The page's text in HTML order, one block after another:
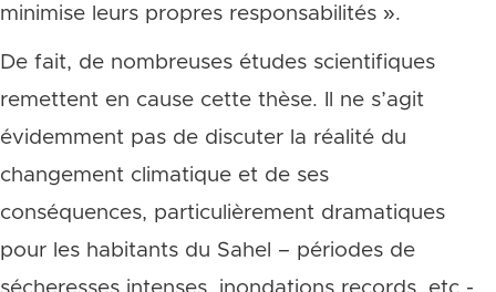
minimise leurs propres responsabilités ».
De fait, de nombreuses études scientifiques
remettent en cause cette thèse. Il ne s’agit
évidemment pas de discuter la réalité du
changement climatique et de ses
conséquences, particulièrement dramatiques
pour les habitants du Sahel – périodes de